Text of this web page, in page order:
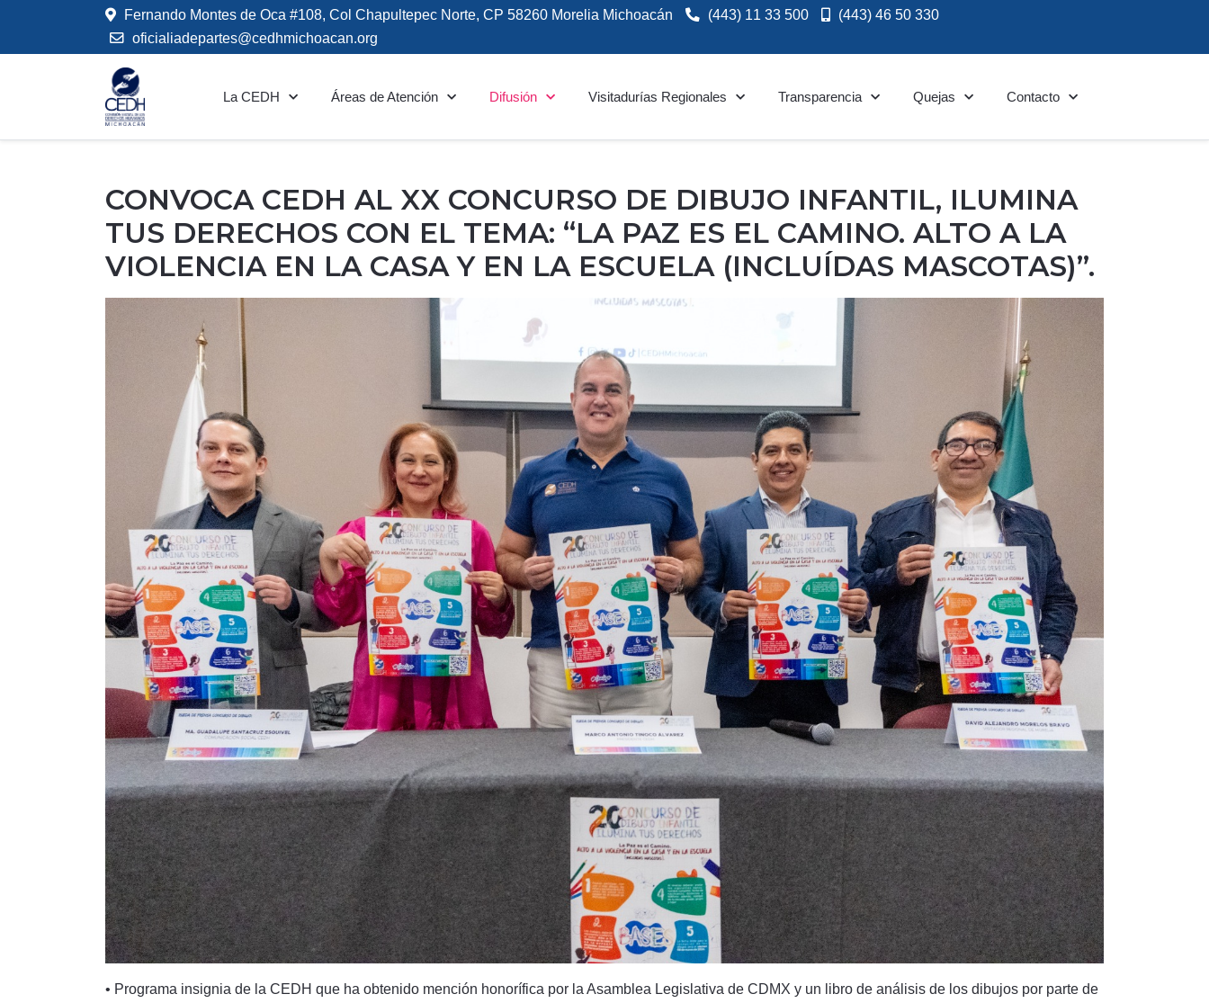
Fernando Montes de Oca #108, Col Chapultepec Norte, CP 58260 Morelia Michoacán (443) 11 33 500
(443) 46 50 330
oficialiadepartes@cedhmichoacan.org
La CEDH Áreas de Atención Difusión Visitadurías Regionales Transparencia Quejas Contacto
CONVOCA CEDH AL XX CONCURSO DE DIBUJO INFANTIL, ILUMINA
TUS DERECHOS CON EL TEMA: “LA PAZ ES EL CAMINO. ALTO A LA
VIOLENCIA EN LA CASA Y EN LA ESCUELA (INCLUÍDAS MASCOTAS)”.
• Programa insignia de la CEDH que ha obtenido mención honorífica por la Asamblea Legislativa de CDMX y un libro de análisis de los dibujos por parte de